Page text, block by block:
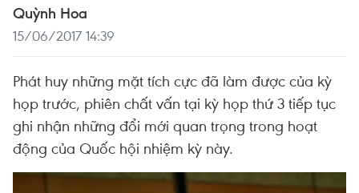
Quỳnh Hoa
15/06/2017 14:39
Phát huy những mặt tích cực đã làm được của kỳ
họp trước, phiên chất vấn tại kỳ họp thứ 3 tiếp tục
ghi nhận những đổi mới quan trọng trong hoạt
động của Quốc hội nhiệm kỳ này.